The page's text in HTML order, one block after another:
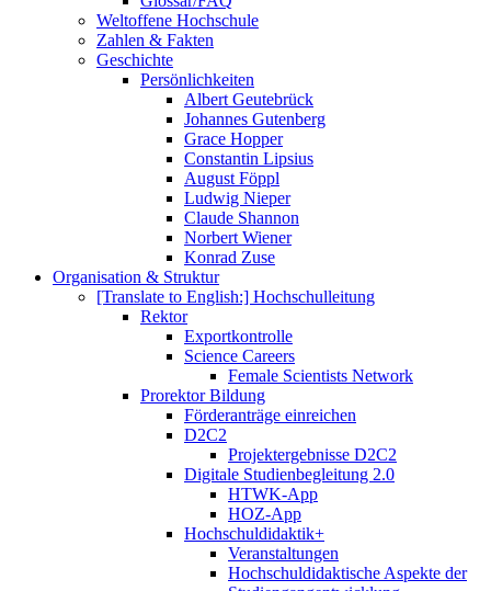
Weltoffene Hochschule
Zahlen & Fakten
Geschichte
Persönlichkeiten
Albert Geutebrück
Johannes Gutenberg
Grace Hopper
Constantin Lipsius
August Föppl
Ludwig Nieper
Claude Shannon
Norbert Wiener
Konrad Zuse
Organisation & Struktur
[Translate to English:] Hochschulleitung
Rektor
Exportkontrolle
Science Careers
Female Scientists Network
Prorektor Bildung
Förderanträge einreichen
D2C2
Projektergebnisse D2C2
Digitale Studienbegleitung 2.0
HTWK-App
HOZ-App
Hochschuldidaktik+
Veranstaltungen
Hochschuldidaktische Aspekte der